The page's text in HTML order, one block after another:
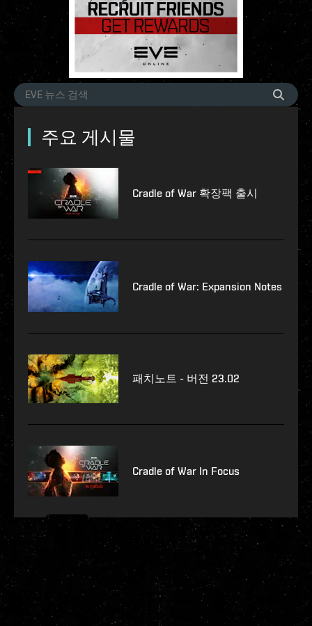
주요 게시물
Cradle of War 확장팩 출시
Cradle of War: Expansion Notes
패치노트 - 버전 23.02
Cradle of War In Focus